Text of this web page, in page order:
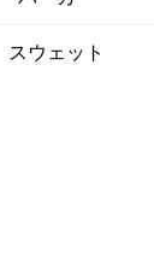
スウェット